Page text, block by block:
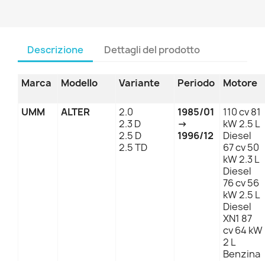
Descrizione Dettagli del prodotto
Marca Modello Variante Periodo Motore
UMM ALTER
2.0
2.3 D
2.5 D
2.5 TD
1985/01
→
1996/12
110 cv 81
kW 2.5 L
Diesel
67 cv 50
kW 2.3 L
Diesel
76 cv 56
kW 2.5 L
Diesel
XN1 87
cv 64 kW
2 L
Benzina